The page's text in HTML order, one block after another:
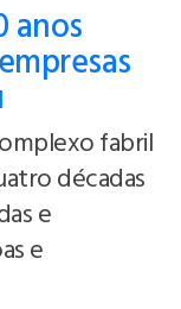
anos
fabril
décadas
e
e